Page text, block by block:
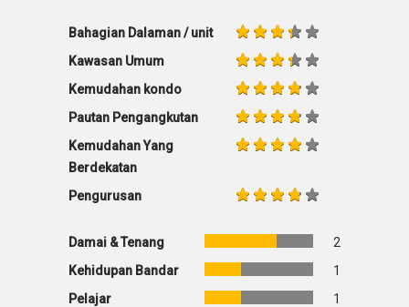
Bahagian Dalaman / unit
Kawasan Umum
Kemudahan kondo
Pautan Pengangkutan
Kemudahan Yang
Berdekatan
Pengurusan
Damai & Tenang
2
Kehidupan Bandar
1
Pelajar
1